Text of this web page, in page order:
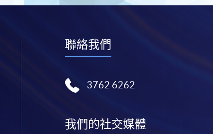
聯絡我們
3762 6262
我們的社交媒體